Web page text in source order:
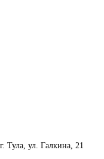
Тула, ул. Галкина, 21